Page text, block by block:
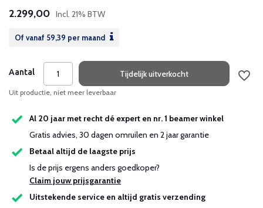
Uitverkocht
2.299,00 Incl. 21% BTW
Of vanaf 59,39 per maand
Aantal Tijdelijk uitverkocht
Uit productie, niet meer leverbaar
Al 20 jaar met recht dé expert en nr. 1 beamer winkel
Gratis advies, 30 dagen omruilen en 2 jaar garantie
Betaal altijd de laagste prijs
Is de prijs ergens anders goedkoper?
Claim jouw prijsgarantie
Uitstekende service en altijd gratis verzending